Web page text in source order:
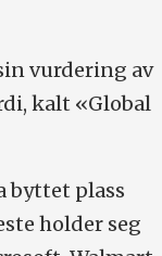
vurdering av
kalt «Global
byttet plass
holder seg